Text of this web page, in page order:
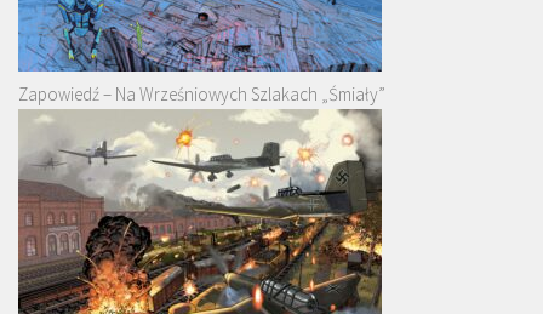
Zapowiedź – Na Wrześniowych Szlakach „Śmiały”